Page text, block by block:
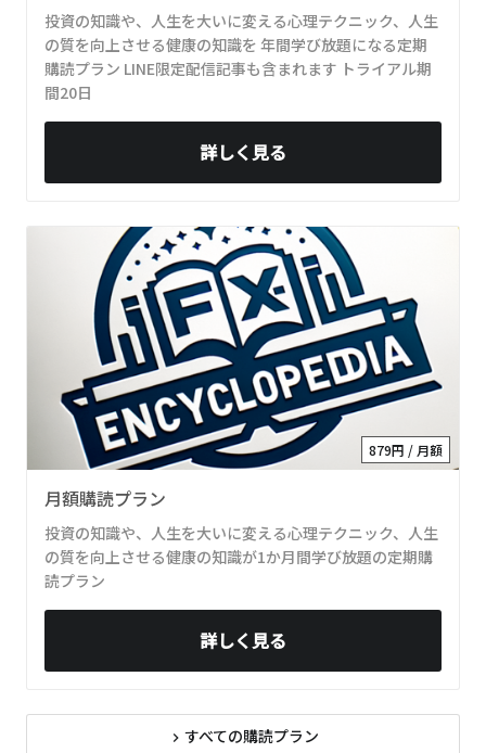
投資の知識や、人生を大いに変える心理テクニック、人生
の質を向上させる健康の知識を 年間学び放題になる定期
購読プラン LINE限定配信記事も含まれます トライアル期
間20日
詳しく見る
879円 / 月額
月額購読プラン
投資の知識や、人生を大いに変える心理テクニック、人生
の質を向上させる健康の知識が1か月間学び放題の定期購
読プラン
詳しく見る
navigate_next すべての購読プラン